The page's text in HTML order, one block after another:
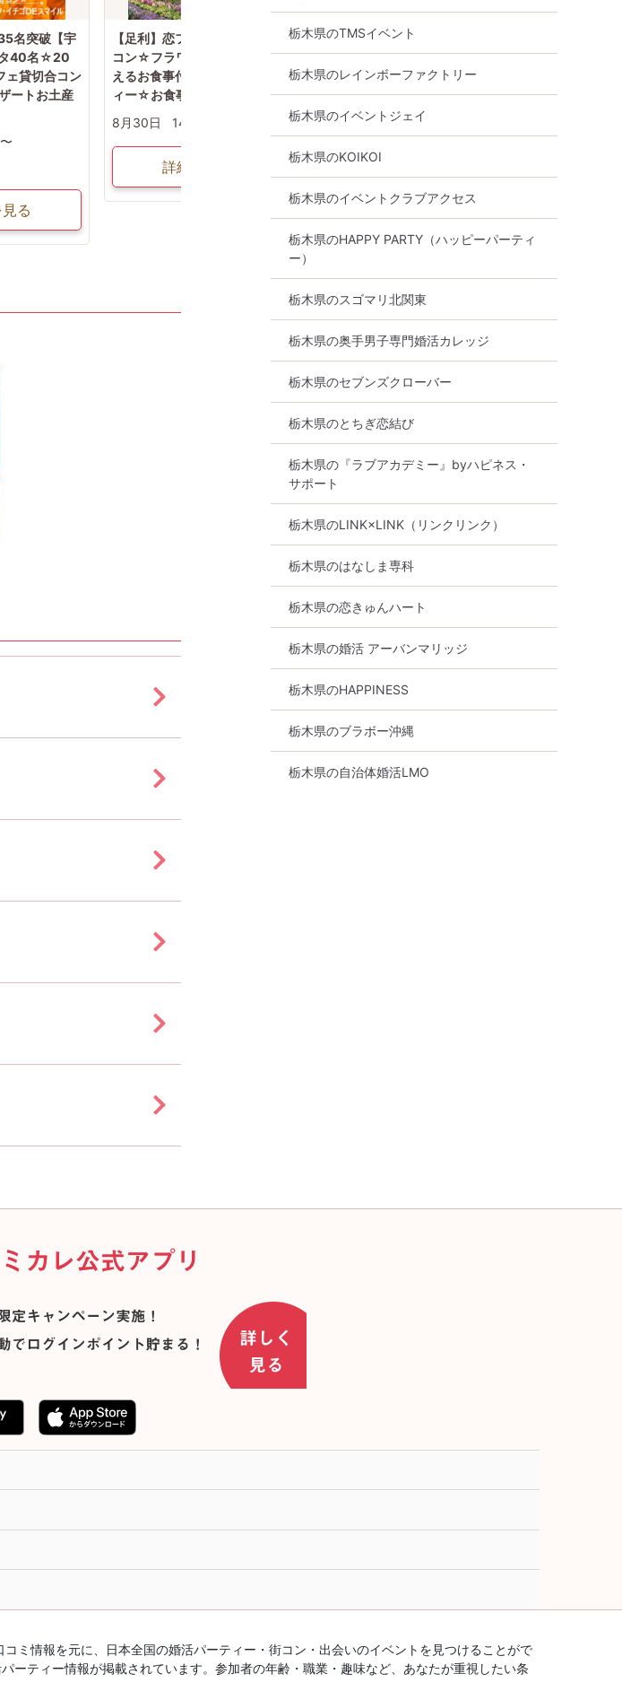
名突破【宇
タ40名☆20
ェ貸切合コン
ートお土産
る
【足利】恋フェスタ！40名街
コン☆フラワーパークで出会
えるお食事付き合コンパーテ
ィー☆お食事×入園料込
8月30日
14:00〜
詳細を見る
女性満員、予約15名突破【宇
都宮】第23回 宇都宮城址公園
☆自然な出会い！ナイトウォ
ーキングコン♪
8月13日
19:00〜
詳細を見る
立特典付き♡新規
が欲しい方〜♪」
8月23日
栃木県のTMSイベント
栃木県のレインボーファクトリー
栃木県のイベントジェイ
栃木県のKOIKOI
栃木県のイベントクラブアクセス
栃木県のHAPPY PARTY（ハッピーパーティ
ー）
栃木県のスゴマリ北関東
栃木県の奥手男子専門婚活カレッジ
栃木県のセブンズクローバー
栃木県のとちぎ恋結び
栃木県の『ラブアカデミー』byハピネス・
サポート
栃木県のLINK×LINK（リンクリンク）
栃木県のはなしま専科
栃木県の恋きゅんハート
栃木県の婚活 アーバンマリッジ
栃木県のHAPPINESS
栃木県のブラボー沖縄
栃木県の自治体婚活LMO
ミ情報を元に、日本全国の婚活パーティー・街コン・出会いのイベントを見つけることがで
ティー情報が掲載されています。参加者の年齢・職業・趣味など、あなたが重視したい条